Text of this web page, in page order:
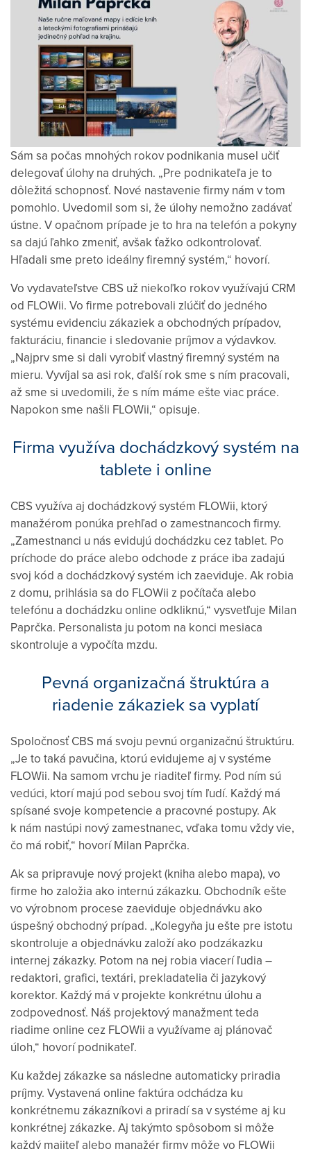
Sám sa počas mnohých rokov podnikania musel učiť
delegovať úlohy na druhých. „Pre podnikateľa je to
dôležitá schopnosť. Nové nastavenie firmy nám v tom
pomohlo. Uvedomil som si, že úlohy nemožno zadávať
ústne. V opačnom prípade je to hra na telefón a pokyny
sa dajú ľahko zmeniť, avšak ťažko odkontrolovať.
Hľadali sme preto ideálny firemný systém,“ hovorí.
Vo vydavateľstve CBS už niekoľko rokov využívajú CRM
od FLOWii. Vo firme potrebovali zlúčiť do jedného
systému evidenciu zákaziek a obchodných prípadov,
fakturáciu, financie i sledovanie príjmov a výdavkov.
„Najprv sme si dali vyrobiť vlastný firemný systém na
mieru. Vyvíjal sa asi rok, ďalší rok sme s ním pracovali,
až sme si uvedomili, že s ním máme ešte viac práce.
Napokon sme našli FLOWii,“ opisuje.
Firma využíva dochádzkový systém na
tablete i online
CBS využíva aj dochádzkový systém FLOWii, ktorý
manažérom ponúka prehľad o zamestnancoch firmy.
„Zamestnanci u nás evidujú dochádzku cez tablet. Po
príchode do práce alebo odchode z práce iba zadajú
svoj kód a dochádzkový systém ich zaeviduje. Ak robia
z domu, prihlásia sa do FLOWii z počítača alebo
telefónu a dochádzku online odkliknú,“ vysvetľuje Milan
Paprčka. Personalista ju potom na konci mesiaca
skontroluje a vypočíta mzdu.
Pevná organizačná štruktúra a
riadenie zákaziek sa vyplatí
Spoločnosť CBS má svoju pevnú organizačnú štruktúru.
„Je to taká pavučina, ktorú evidujeme aj v systéme
FLOWii. Na samom vrchu je riaditeľ firmy. Pod ním sú
vedúci, ktorí majú pod sebou svoj tím ľudí. Každý má
spísané svoje kompetencie a pracovné postupy. Ak
k nám nastúpi nový zamestnanec, vďaka tomu vždy vie,
čo má robiť,“ hovorí Milan Paprčka.
Ak sa pripravuje nový projekt (kniha alebo mapa), vo
firme ho založia ako internú zákazku. Obchodník ešte
vo výrobnom procese zaeviduje objednávku ako
úspešný obchodný prípad. „Kolegyňa ju ešte pre istotu
skontroluje a objednávku založí ako podzákazku
internej zákazky. Potom na nej robia viacerí ľudia –
redaktori, grafici, textári, prekladatelia či jazykový
korektor. Každý má v projekte konkrétnu úlohu a
zodpovednosť. Náš projektový manažment teda
riadime online cez FLOWii a využívame aj plánovač
úloh,“ hovorí podnikateľ.
Ku každej zákazke sa následne automaticky priradia
príjmy. Vystavená online faktúra odchádza ku
konkrétnemu zákazníkovi a priradí sa v systéme aj ku
konkrétnej zákazke. Aj takýmto spôsobom si môže
každý majiteľ alebo manažér firmy môže vo FLOWii